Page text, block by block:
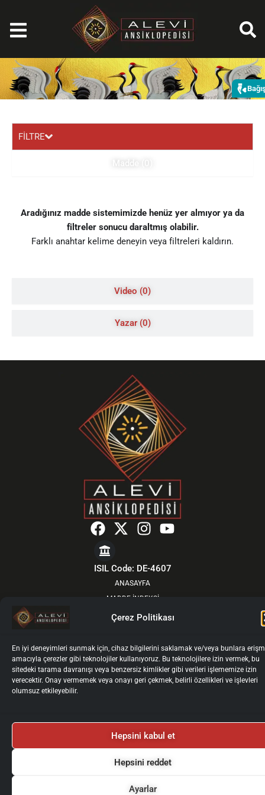
Çerez Politikası
En iyi deneyimleri sunmak için, cihaz bilgilerini saklamak ve/veya bunlara
amacıyla çerezler gibi teknolojiler kullanıyoruz. Bu teknolojilere izin vermek, bu
sitedeki tarama davranışı veya benzersiz kimlikler gibi verileri işlememize izin
verecektir. Onay vermemek veya onayı geri çekmek, belirli özellikleri ve işlevleri
olumsuz etkileyebilir.
Hepsini kabul et
Hepsini reddet
Ayarlar
atla
FİLTRE
Madde (0)
Video (0)
Yazar (0)
Aradığınız madde sistemimizde henüz yer almıyor ya da
filtreler sonucu daraltmış olabilir.
Farklı anahtar kelime deneyin veya filtreleri kaldırın.
F
a
c
e
X
w
i
t
t
r
I
n
t
a
g
r
m
Y
t
e
ISIL Code: DE-4607
ANASAYFA
MADDE İNDEKSİ
YOL ÖNDERLERİNDEN
GÜNCEL
KURULLAR
YAZARLAR İÇİN
Künye
Gizlilik Politikası
Kullanım Koşulları
Kişisel Verilerin İşlenmesi ve Korunması
2025 © Alevi Ansiklopedisi